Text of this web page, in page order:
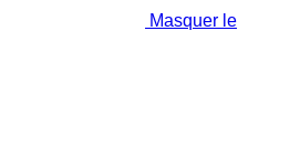
Masquer le